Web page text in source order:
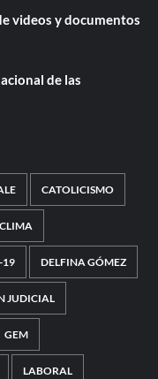
videos y documentos
de las
CATOLICISMO
CLIMA
19 DELFINA GÓMEZ
JUDICIAL
GEM
LABORAL